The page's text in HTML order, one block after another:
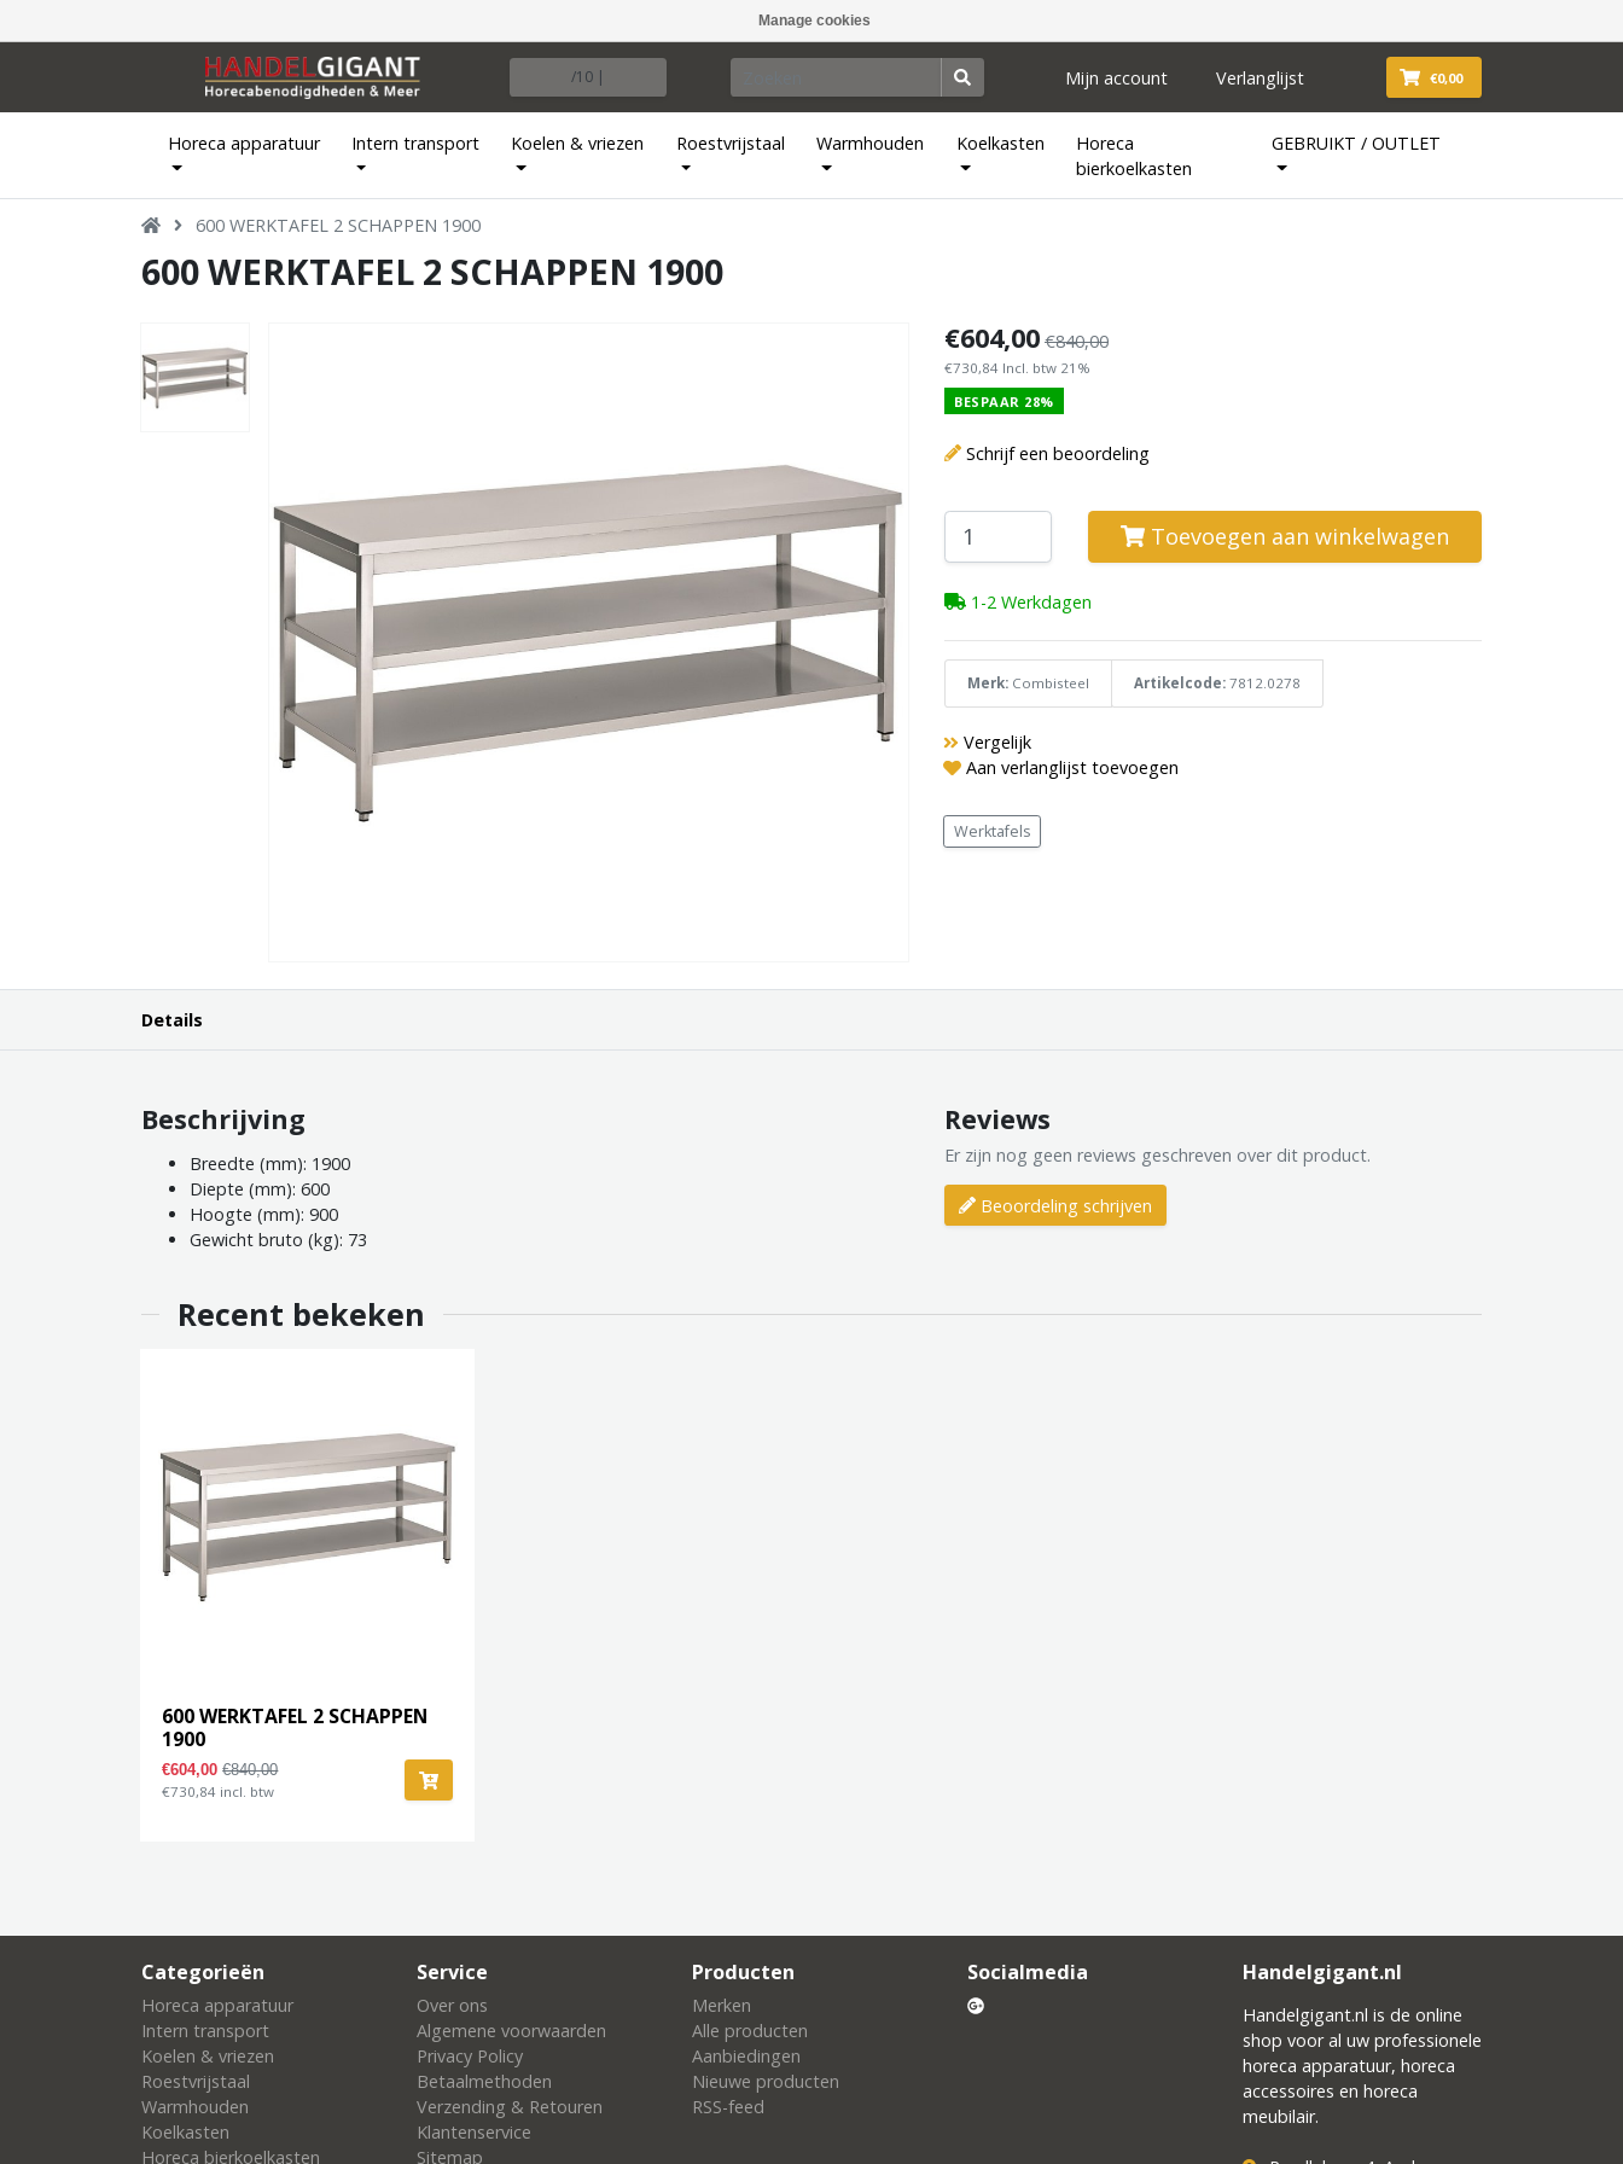
Manage cookies
/10 | Mijn account Verlanglijst €0,00
Horeca apparatuur Intern transport Koelen & vriezen Roestvrijstaal Warmhouden Koelkasten
Horeca
bierkoelkasten
GEBRUIKT / OUTLET
600 WERKTAFEL 2 SCHAPPEN 1900
600 WERKTAFEL 2 SCHAPPEN 1900
€604,00 €840,00
€730,84 Incl. btw 21%
BESPAAR 28%
Schrijf een beoordeling
Toevoegen aan winkelwagen
1-2 Werkdagen
Merk: Combisteel Artikelcode: 7812.0278
Vergelijk
Aan verlanglijst toevoegen
Werktafels
Details
Beschrijving
Breedte (mm): 1900
Diepte (mm): 600
Hoogte (mm): 900
Gewicht bruto (kg): 73
Reviews
Er zijn nog geen reviews geschreven over dit product.
Beoordeling schrijven
Recent bekeken
600 WERKTAFEL 2 SCHAPPEN
1900
€604,00€840,00
€730,84 incl. btw
Categorieën
Horeca apparatuur
Intern transport
Koelen & vriezen
Roestvrijstaal
Warmhouden
Koelkasten
Horeca bierkoelkasten
Service
Over ons
Algemene voorwaarden
Privacy Policy
Betaalmethoden
Verzending & Retouren
Klantenservice
Sitemap
Producten
Merken
Alle producten
Aanbiedingen
Nieuwe producten
RSS-feed
Socialmedia Handelgigant.nl
Handelgigant.nl is de online
shop voor al uw professionele
horeca apparatuur, horeca
accessoires en horeca
meubilair.